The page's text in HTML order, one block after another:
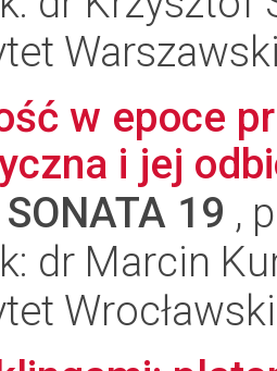
w epoce
i jej
SONATA 19 ,
dr Marcin